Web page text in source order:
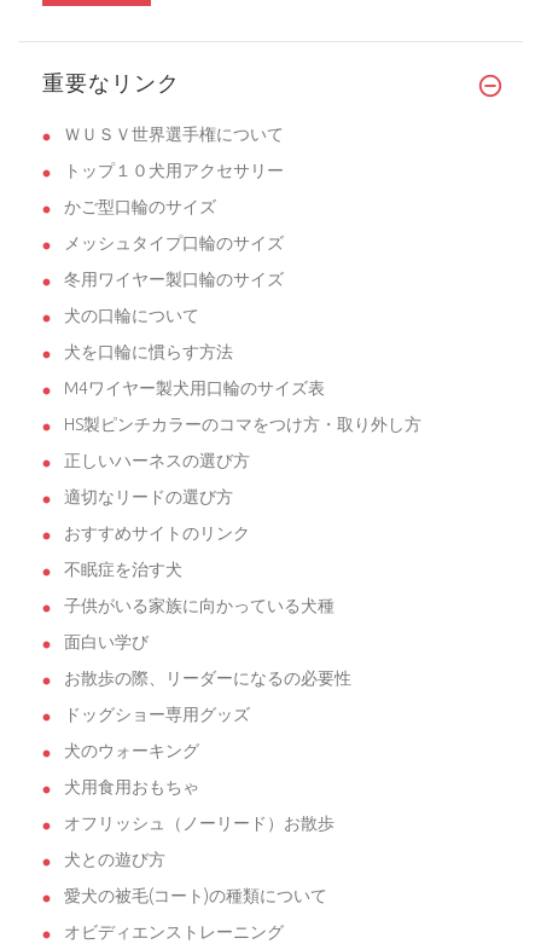
重要なリンク
ＷＵＳＶ世界選手権について
トップ１０犬用アクセサリー
かご型口輪のサイズ
メッシュタイプ口輪のサイズ
冬用ワイヤー製口輪のサイズ
犬の口輪について
犬を口輪に慣らす方法
M4ワイヤー製犬用口輪のサイズ表
HS製ピンチカラーのコマをつけ方・取り外し方
正しいハーネスの選び方
適切なリードの選び方
おすすめサイトのリンク
不眠症を治す犬
子供がいる家族に向かっている犬種
面白い学び
お散歩の際、リーダーになるの必要性
ドッグショー専用グッズ
犬のウォーキング
犬用食用おもちゃ
オフリッシュ（ノーリード）お散歩
犬との遊び方
愛犬の被毛(コート)の種類について
オビディエンストレーニング